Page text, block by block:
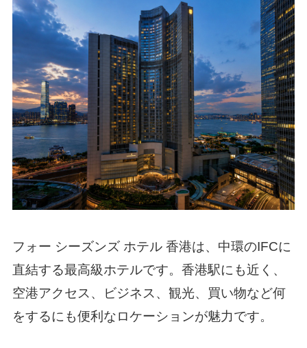
フォー シーズンズ ホテル 香港は、中環のIFCに
直結する最高級ホテルです。香港駅にも近く、
空港アクセス、ビジネス、観光、買い物など何
をするにも便利なロケーションが魅力です。